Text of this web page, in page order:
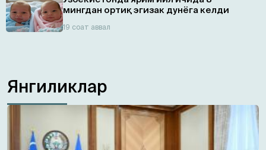
мингдан ортиқ эгизaк дунёга келди
19 соат аввал
Янгиликлар